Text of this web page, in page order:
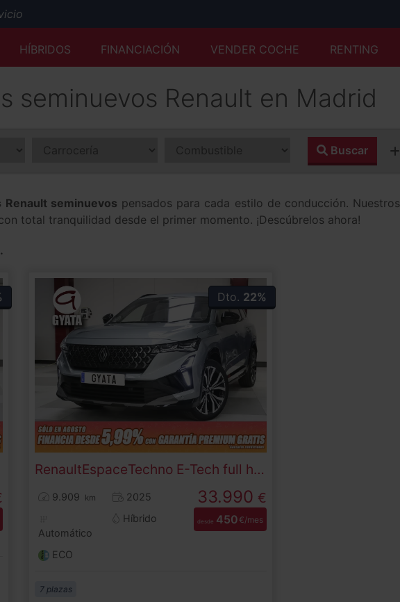
50 años a su servicio
HÍBRIDOS FINANCIACIÓN VENDER COCHE RENTING
seminuevos Renault en Madrid
Buscar
Renault seminuevos pensados para cada estilo de conducción. Nuestros
total tranquilidad desde el primer momento. ¡Descúbrelos ahora!
Dto. 22%
RenaultEspace Techno E-Tech full hybrid 147 kW (200 CV)
9.909 km 2025
Automático
Híbrido
ECO
33.990 €
desde 450€/mes
7 plazas